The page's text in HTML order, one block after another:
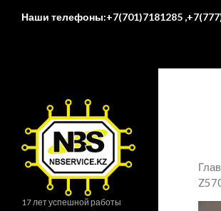
Наши телефоны:+7(701)7181285
17 лет успешной работы